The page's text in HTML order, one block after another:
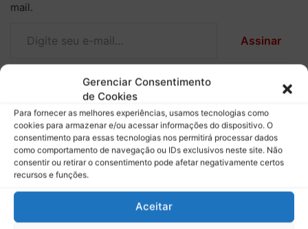
Gerenciar Consentimento
de Cookies
Para fornecer as melhores experiências, usamos tecnologias como
cookies para armazenar e/ou acessar informações do dispositivo. O
consentimento para essas tecnologias nos permitirá processar dados
como comportamento de navegação ou IDs exclusivos neste site. Não
consentir ou retirar o consentimento pode afetar negativamente certos
recursos e funções.
Aceitar
mail.
Assinar
Copy URL